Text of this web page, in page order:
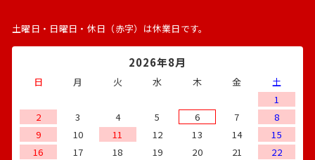
土曜日・日曜日・休日（赤字）は休業日です。
2026年8月
日 月 火 水 木 金
土
1
2
3 4 5 6 7
8
9
10 11 12 13 14
15
16
17 18 19 20 21
22